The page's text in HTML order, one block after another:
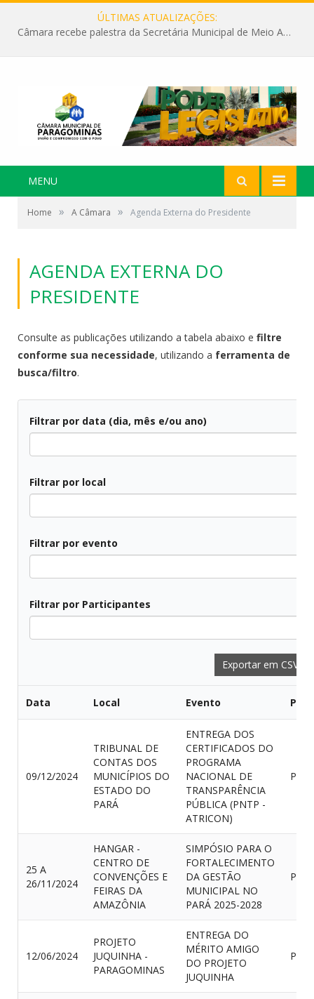
ÚLTIMAS ATUALIZAÇÕES:
Câmara recebe palestra da Secretária Municipal de Meio Ambiente sobre as ações da “SEMANA DO MEIO AMBIENTE”
MENU
Home » A Câmara » Agenda Externa do Presidente
AGENDA EXTERNA DO
PRESIDENTE
Consulte as publicações utilizando a tabela abaixo e filtre
conforme sua necessidade, utilizando a ferramenta de
busca/filtro.
Filtrar por data (dia, mês e/ou ano)
Filtrar por local
Filtrar por evento
Filtrar por Participantes
Exportar em CSV
Data Local Evento
09/12/2024
TRIBUNAL DE
CONTAS DOS
MUNICÍPIOS DO
ESTADO DO
PARÁ
ENTREGA DOS
CERTIFICADOS DO
PROGRAMA
NACIONAL DE
TRANSPARÊNCIA
PÚBLICA (PNTP -
ATRICON)
25 A
26/11/2024
HANGAR -
CENTRO DE
CONVENÇÕES E
FEIRAS DA
AMAZÔNIA
SIMPÓSIO PARA O
FORTALECIMENTO
DA GESTÃO
MUNICIPAL NO
PARÁ 2025-2028
12/06/2024
PROJETO
JUQUINHA -
PARAGOMINAS
ENTREGA DO
MÉRITO AMIGO
DO PROJETO
JUQUINHA